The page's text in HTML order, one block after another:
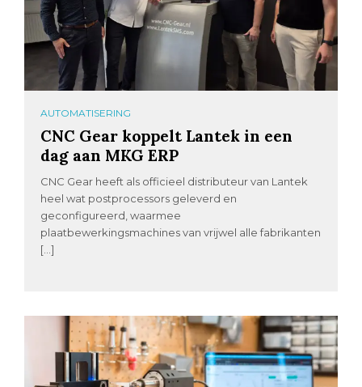
AUTOMATISERING
CNC Gear koppelt Lantek in een
dag aan MKG ERP
CNC Gear heeft als officieel distributeur van Lantek
heel wat postprocessors geleverd en
geconfigureerd, waarmee
plaatbewerkingsmachines van vrijwel alle fabrikanten
[…]